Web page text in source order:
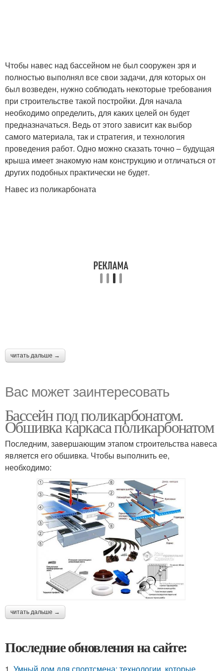
Чтобы навес над бассейном не был сооружен зря и
полностью выполнял все свои задачи, для которых он
был возведен, нужно соблюдать некоторые требования
при строительстве такой постройки. Для начала
необходимо определить, для каких целей он будет
предназначаться. Ведь от этого зависит как выбор
самого материала, так и стратегия, и технология
проведения работ. Одно можно сказать точно – будущая
крыша имеет знакомую нам конструкцию и отличаться от
других подобных практически не будет.
Навес из поликарбоната
читать дальше →
Вас может заинтересовать
Бассейн под поликарбонатом.
Обшивка каркаса поликарбонатом
Последним, завершающим этапом строительства навеса
является его обшивка. Чтобы выполнить ее,
необходимо:
читать дальше →
Последние обновления на сайте:
1. Умный дом для спортсмена: технологии, которые